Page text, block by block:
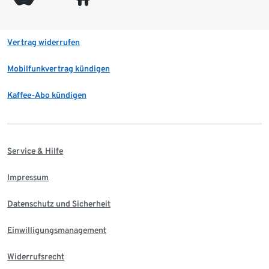
Vertrag widerrufen
Mobilfunkvertrag kündigen
Kaffee-Abo kündigen
Service & Hilfe
Impressum
Datenschutz und Sicherheit
Einwilligungsmanagement
Widerrufsrecht